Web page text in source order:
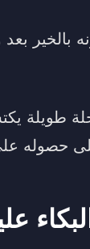
بعد
طويلة
حصوله